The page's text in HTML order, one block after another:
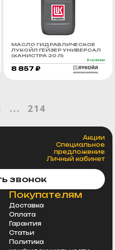
МАСЛО ГИДРАВЛИЧЕСКОЕ
ЛУКОЙЛ ГЕЙЗЕР УНИВЕРСАЛ
(КАНИСТРА 20 Л)
В наличии
8 857 ₽
... 214
Акции
Специальное
предложение
Личный кабинет
звонок
Покупателям
Доставка
Оплата
Гарантия
Статьи
Политика